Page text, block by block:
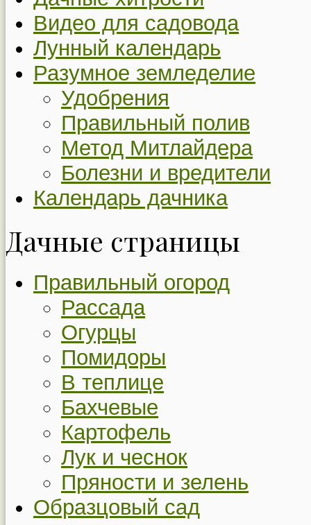
Видео для садовода
Лунный календарь
Разумное земледелие
Удобрения
Правильный полив
Метод Митлайдера
Болезни и вредители
Календарь дачника
Дачные страницы
Правильный огород
Рассада
Огурцы
Помидоры
В теплице
Бахчевые
Картофель
Лук и чеснок
Пряности и зелень
Образцовый сад